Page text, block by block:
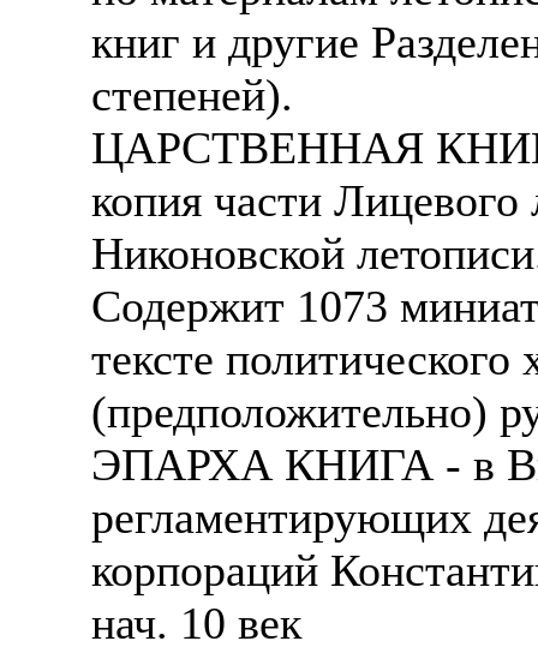
книг и другие
степеней).
ЦАРСТВЕННАЯ КНИГА
копия части Лицевого
Никоновской
Содержит 1073
тексте политического
(предположительно)
ЭПАРХА КНИГА - в
регламентирующих
корпораций
нач. 10 век